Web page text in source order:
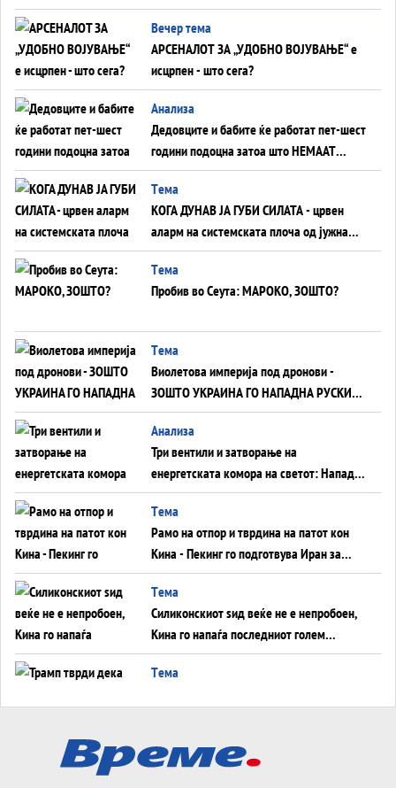
БЕЗ ФРОНТ
Вечер тема
АРСЕНАЛОТ ЗА „УДОБНО ВОЈУВАЊЕ“ е
исцрпен - што сега?
Анализа
Дедовците и бабите ќе работат пет-шест
години подоцна затоа што НЕМААТ
ВНУЦИ ДА ГИ ЗАМЕНАТ
Tема
КОГА ДУНАВ ЈА ГУБИ СИЛАТА - црвен
аларм на системската плоча од јужна
Германија до Црното Море...
Tема
Пробив во Сеута: МАРОКО, ЗОШТО?
Tема
Виолетова империја под дронови -
ЗОШТО УКРАИНА ГО НАПАДНА РУСКИОТ
WILDBERRIES
Aнализа
Три вентили и затворање на
енергетската комора на светот: Нападот
во Суец најавува глобален енергетски
инфаркт?
Tема
Рамо на отпор и тврдина на патот кон
Кина - Пекинг го подготвува Иран за
американска копнена инвазија
Tема
Силиконскиот ѕид веќе не е непробоен,
Кина го напаѓа последниот голем
монопол на Западот?
Tема
Tема
ДЛАБОКО УДОЛУ: Сметководствените